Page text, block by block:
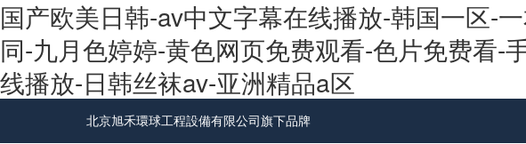
国产欧美日韩-av中文字幕在线播放-韩国一区-
同-九月色婷婷-黄色网页免费观看-色片免费看-
线播放-日韩丝袜av-亚洲精品a区
北京旭禾環球工程設備有限公司旗下品牌